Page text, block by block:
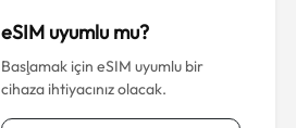
eSIM uyumlu mu?
Başlamak için eSIM uyumlu bir
cihaza ihtiyacınız olacak.